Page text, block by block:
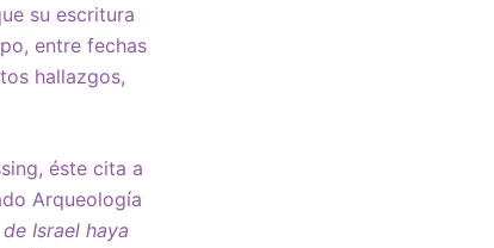
su escritura
entre fechas
hallazgos,
éste cita a
Arqueología
Israel haya